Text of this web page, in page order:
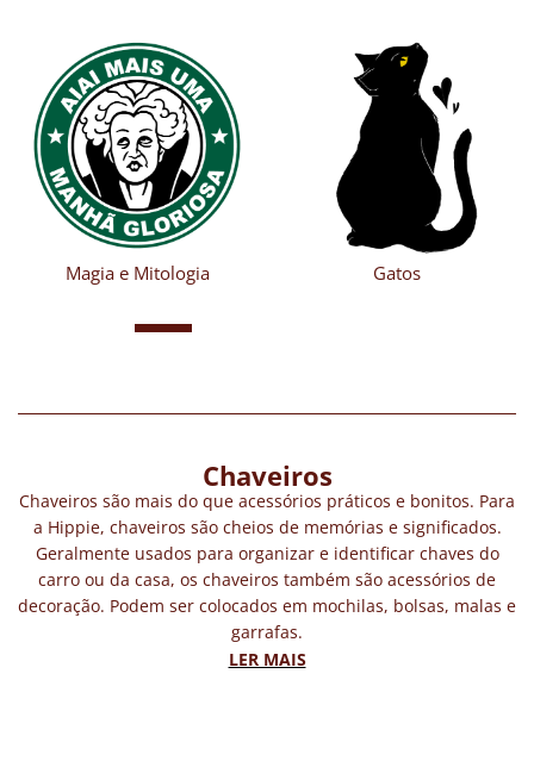
Gatos Psicodélico
Chaveiros
Chaveiros são mais do que acessórios práticos e bonitos. Para
a Hippie, chaveiros são cheios de memórias e significados.
Geralmente usados para organizar e identificar chaves do
carro ou da casa, os chaveiros também são acessórios de
decoração. Podem ser colocados em mochilas, bolsas, malas e
garrafas.
Nossos chaveiros são criativos e inspirados na natureza e em
LER MAIS